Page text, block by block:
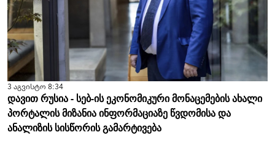
3 აგვისტო 8:34
დავით რუსია - სებ-ის ეკონომიკური მონაცემების ახალი
პორტალის მიზანია ინფორმაციაზე წვდომისა და
ანალიზის სისწორის გამარტივება